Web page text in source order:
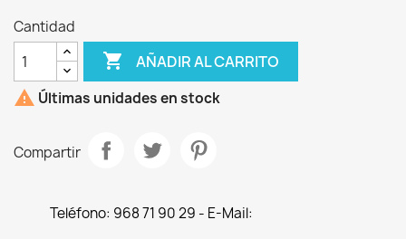
Cantidad
 AÑADIR AL CARRITO
 Últimas unidades en stock
Compartir
Teléfono: 968 71 90 29 - E-Mail: